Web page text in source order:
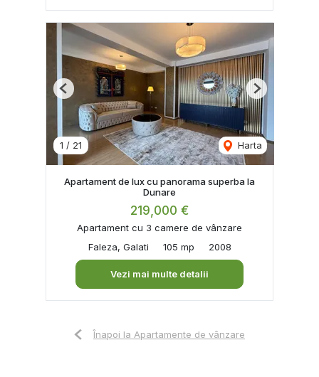
1 / 21 Harta
Previous Next
Apartament de lux cu panorama superba la
Dunare
219,000 €
Apartament cu 3 camere de vânzare
Faleza, Galati
105 mp 2008
Vezi mai multe detalii
Înapoi la Apartamente de vânzare